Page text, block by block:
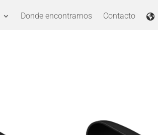
Donde encontrarnos Contacto